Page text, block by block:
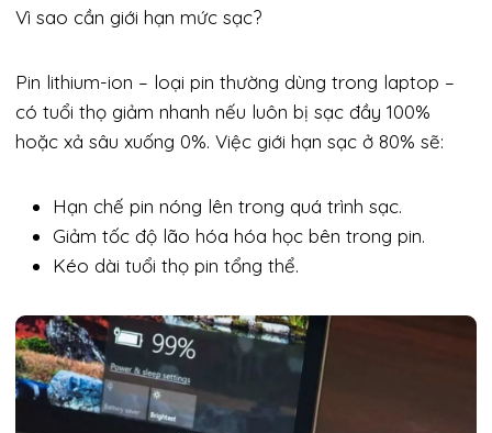
Vì sao cần giới hạn mức sạc?
Pin lithium-ion – loại pin thường dùng trong laptop –
có tuổi thọ giảm nhanh nếu luôn bị sạc đầy 100%
hoặc xả sâu xuống 0%. Việc giới hạn sạc ở 80% sẽ:
Hạn chế pin nóng lên trong quá trình sạc.
Giảm tốc độ lão hóa hóa học bên trong pin.
Kéo dài tuổi thọ pin tổng thể.